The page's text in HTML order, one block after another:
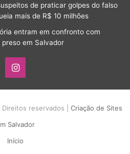
de praticar golpes do falso
mais de R$ 10 milhões
entram em confronto com
em Salvador
Instagram
reservados | Criação de Sites
Salvador
Início